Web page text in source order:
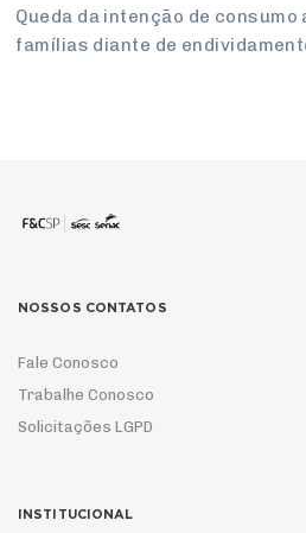
Queda da intenção de
famílias diante de
NOSSOS CONTATOS
Fale Conosco
Trabalhe Conosco
Solicitações LGPD
INSTITUCIONAL